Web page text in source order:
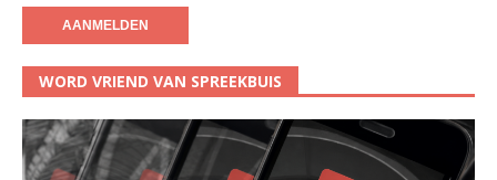
WORD VRIEND VAN SPREEKBUIS